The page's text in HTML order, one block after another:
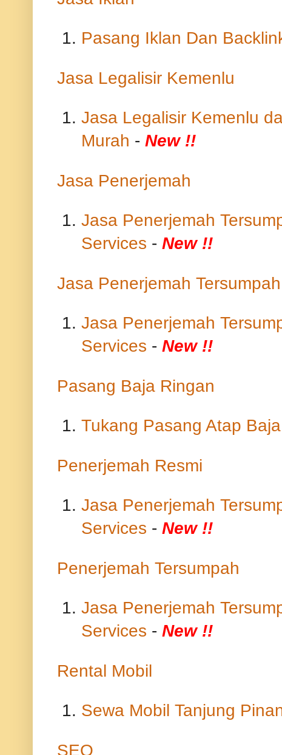
Pasang Iklan Dan
Jasa Legalisir Kemenlu
Jasa Legalisir Kemenlu
Murah - New !!
Jasa Penerjemah
Jasa Penerjemah
Services - New !!
Jasa Penerjemah Tersumpah
Jasa Penerjemah
Services - New !!
Pasang Baja Ringan
Tukang Pasang Atap
Penerjemah Resmi
Jasa Penerjemah
Services - New !!
Penerjemah Tersumpah
Jasa Penerjemah
Services - New !!
Rental Mobil
Sewa Mobil Tanjung
SEO